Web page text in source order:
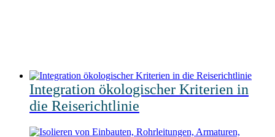
Integration ökologischer Kriterien in
die Reiserichtlinie